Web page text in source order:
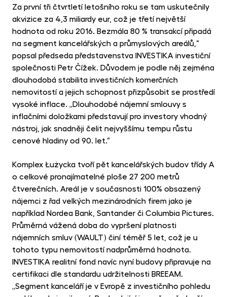
Za první tři čtvrtletí letošního roku se tam uskutečnily
akvizice za 4,3 miliardy eur, což je třetí největší
hodnota od roku 2016. Bezmála 80 % transakcí připadá
na segment kancelářských a průmyslových areálů,“
popsal předseda představenstva INVESTIKA investiční
společnosti Petr Čížek. Důvodem je podle něj zejména
dlouhodobá stabilita investičních komerčních
nemovitostí a jejich schopnost přizpůsobit se prostředí
vysoké inflace. „Dlouhodobé nájemní smlouvy s
inflačními doložkami představují pro investory vhodný
nástroj, jak snadněji čelit nejvyššímu tempu růstu
cenové hladiny od 90. let.“
Komplex Łużycka tvoří pět kancelářských budov třídy A
o celkové pronajímatelné ploše 27 200 metrů
čtverečních. Areál je v současnosti 100% obsazený
nájemci z řad velkých mezinárodních firem jako je
například Nordea Bank, Santander či Columbia Pictures.
Průměrná vážená doba do vypršení platnosti
nájemních smluv (WAULT) činí téměř 5 let, což je u
tohoto typu nemovitostí nadprůměrná hodnota.
INVESTIKA realitní fond navíc nyní budovy připravuje na
certifikaci dle standardu udržitelnosti BREEAM.
„Segment kanceláří je v Evropě z investičního pohledu